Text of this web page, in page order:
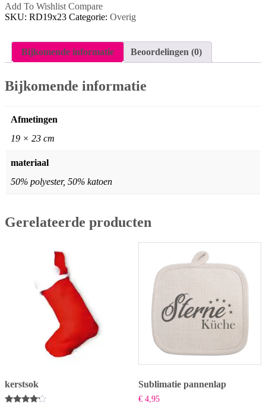
Add To Wishlist Compare
SKU: RD19x23 Categorie: Overig
Bijkomende informatie Beoordelingen (0)
Bijkomende informatie
Afmetingen
19 × 23 cm
materiaal
50% polyester, 50% katoen
Gerelateerde producten
kerstsok Sublimatie pannenlap
€4,95